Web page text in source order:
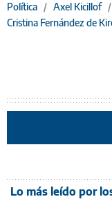
Política / Axel Kicillof /
Cristina Fernández de
Lo más leído por